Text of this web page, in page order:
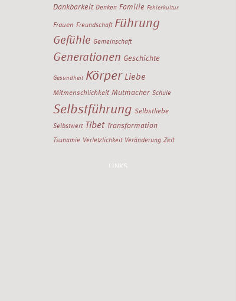
Dankbarkeit Denken Familie Fehlerkultur
Frauen Freundschaft Führung
Gefühle Gemeinschaft
Generationen Geschichte
Gesundheit KörperLiebe
Mitmenschlichkeit Mutmacher Schule
Selbstführung Selbstliebe
Selbstwert Tibet Transformation
Tsunamie Verletzlichkeit Veränderung Zeit
LINKS